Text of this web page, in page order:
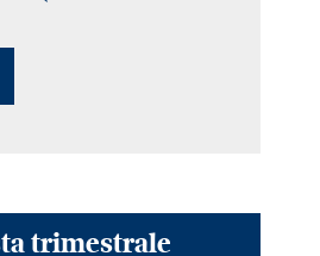
trimestrale